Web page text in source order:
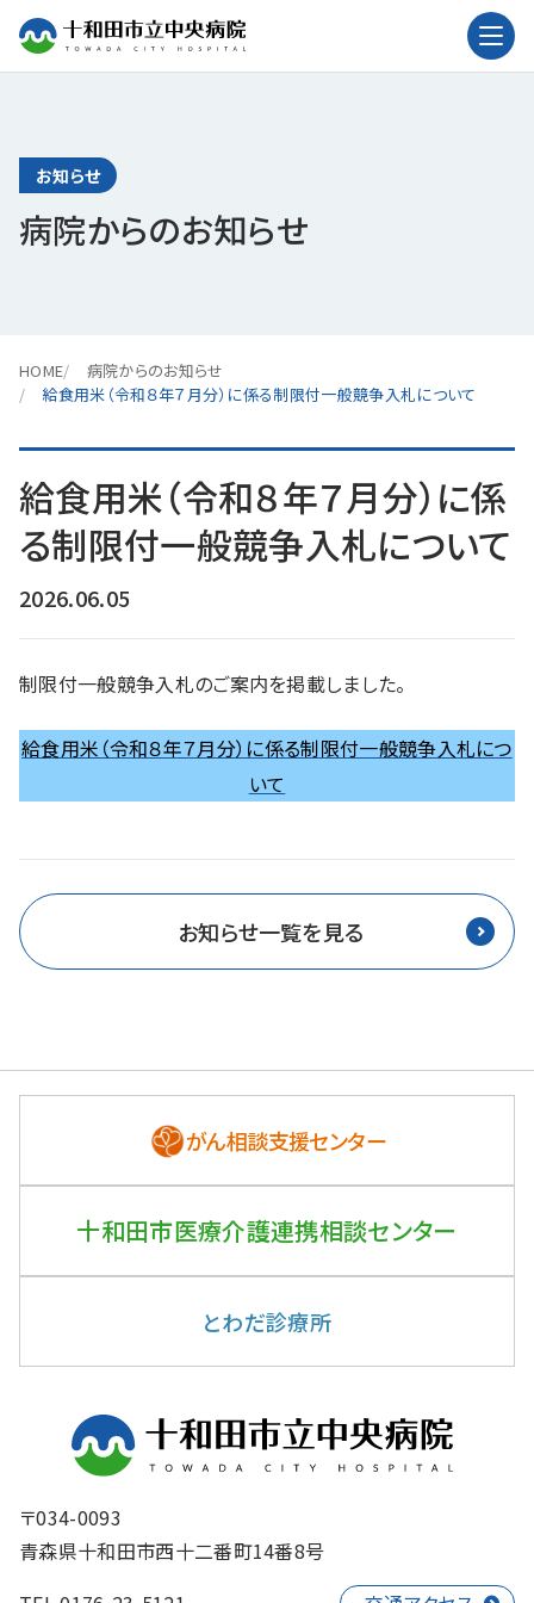
お知らせ
病院からのお知らせ
HOME
病院からのお知らせ
給食用米（令和８年７月分）に係る制限付一般競争入札について
給食用米（令和８年７月分）に係
る制限付一般競争入札について
2026.06.05
制限付一般競争入札のご案内を掲載しました。
給食用米（令和８年７月分）に係る制限付一般競争入札につ
いて
お知らせ一覧を見る
がん相談支援センター
十和田市医療介護連携相談センター
とわだ診療所
〒034-0093
青森県十和田市西十二番町14番8号